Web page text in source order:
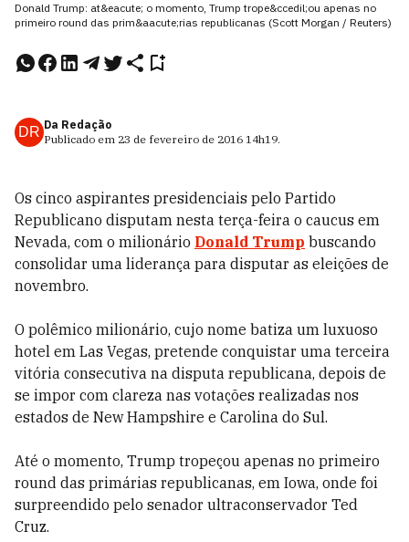
Donald Trump: at&eacute; o momento, Trump trope&ccedil;ou apenas no
primeiro round das prim&aacute;rias republicanas (Scott Morgan / Reuters)
DR Da Redação
Publicado em 23 de fevereiro de 2016 14h19.
Os cinco aspirantes presidenciais pelo Partido
Republicano disputam nesta terça-feira o caucus em
Nevada, com o milionário Donald Trump buscando
consolidar uma liderança para disputar as eleições de
novembro.
O polêmico milionário, cujo nome batiza um luxuoso
hotel em Las Vegas, pretende conquistar uma terceira
vitória consecutiva na disputa republicana, depois de
se impor com clareza nas votações realizadas nos
estados de New Hampshire e Carolina do Sul.
Até o momento, Trump tropeçou apenas no primeiro
round das primárias republicanas, em Iowa, onde foi
surpreendido pelo senador ultraconservador Ted
Cruz.